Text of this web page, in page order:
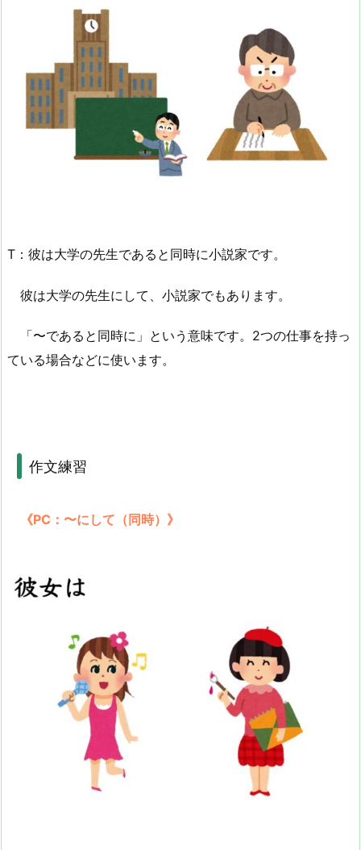
T：彼は大学の先生であると同時に小説家です。
彼は大学の先生にして、小説家でもあります。
「〜であると同時に」という意味です。2つの仕事を持っ
ている場合などに使います。
作文練習
《PC：〜にして（同時）》